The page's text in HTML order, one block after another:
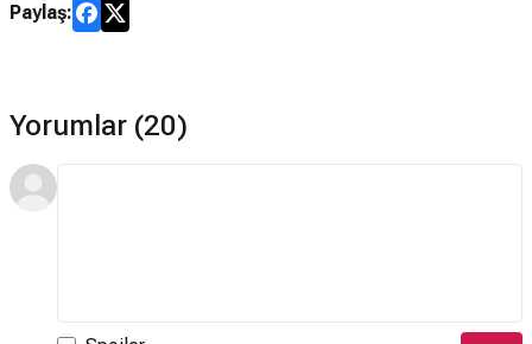
Paylaş:
Yorumlar (20)